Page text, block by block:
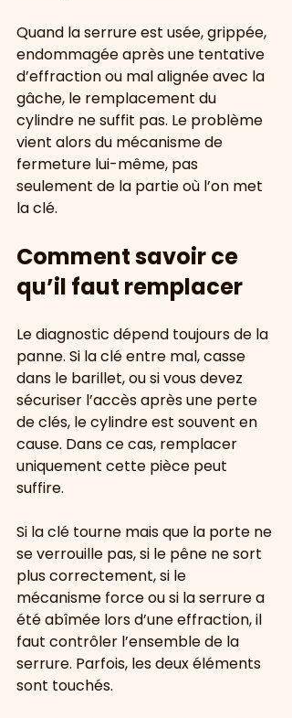
Quand la serrure est usée, grippée,
endommagée après une tentative
d’effraction ou mal alignée avec la
gâche, le remplacement du
cylindre ne suffit pas. Le problème
vient alors du mécanisme de
fermeture lui-même, pas
seulement de la partie où l’on met
la clé.
Comment savoir ce
qu’il faut remplacer
Le diagnostic dépend toujours de la
panne. Si la clé entre mal, casse
dans le barillet, ou si vous devez
sécuriser l’accès après une perte
de clés, le cylindre est souvent en
cause. Dans ce cas, remplacer
uniquement cette pièce peut
suffire.
Si la clé tourne mais que la porte ne
se verrouille pas, si le pêne ne sort
plus correctement, si le
mécanisme force ou si la serrure a
été abîmée lors d’une effraction, il
faut contrôler l’ensemble de la
serrure. Parfois, les deux éléments
sont touchés.